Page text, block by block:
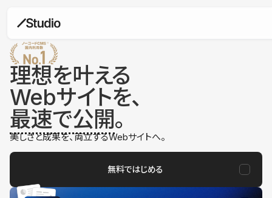
理想を叶える
Webサイトを、
最速で公開。
美しさと成果を、両立するWebサイトへ。
無料ではじめる